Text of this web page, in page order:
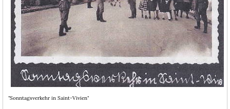
"Sonntagsverkehr in Saint-Vivien"